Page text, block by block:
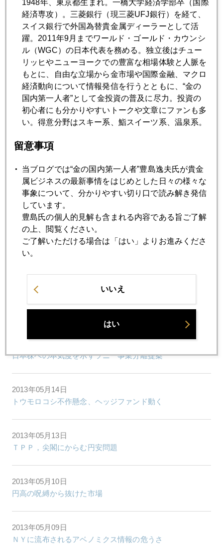
2013年05月28日
プロにおいしい日本市場
2013年05月24日
日本株と金をバブルから救った「５．２３」急落
2013年05月23日
ＱＥなき世界に身構える市場
「無国籍企業」アップル 租税回避疑惑
2013年05月21日
米国債格下げ警告で金急反発
2013年05月17日
ＮＹに見る、「急ぎばたらき」の日本株買い
日本株への本気度を示すソニー事業分離提案
2013年05月14日
トウモロコシ不作懸念、ヘッジファンド動く
2013年05月13日
ＴＰＰ，尖閣にからむ円安問題
2013年05月10日
円高の呪縛から抜けた市場
2013年05月09日
ＮＹに流布されるアベノミクス情報の危うさ
1948年、東京都生まれ。一橋大学経済学部卒（国際
経済専攻）。三菱銀行（現三菱UFJ銀行）を経て、
スイス銀行で外国為替貴金属ディーラーとして活
躍。2011年9月までワールド・ゴールド・カウンシ
ル（WGC）の日本代表を務める。独立後はチュー
リッヒやニューヨークでの豊富な相場体験と人脈を
もとに、自由な立場から金市場や国際金融、マクロ
経済動向について情報発信を行うとともに、“金の
国内第一人者”として金投資の普及に尽力。投資の
初心者にも分かりやすいトークや文章にファンも多
い。得意分野はスキー系、鮨スイーツ系、温泉系。
留意事項
当ブログでは“金の国内第一人者”豊島逸夫氏が貴金
属ビジネスの最新事情をはじめとした日々の様々な
事象について、分かりやすい切り口で読み解き発信
しています。
豊島氏の個人的見解も含まれる内容である旨ご了解
の上、閲覧ください。
ご了解いただける場合は「はい」よりお進みくださ
い。
いいえ
はい